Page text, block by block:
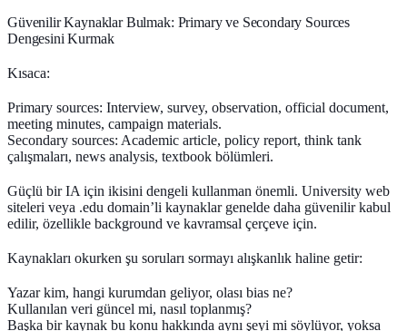
Güvenilir Kaynaklar Bulmak: Primary ve Secondary Sources
Dengesini Kurmak
Kısaca:
Primary sources: Interview, survey, observation, official document,
meeting minutes, campaign materials.
Secondary sources: Academic article, policy report, think tank
çalışmaları, news analysis, textbook bölümleri.
Güçlü bir IA için ikisini dengeli kullanman önemli. University web
siteleri veya .edu domain’li kaynaklar genelde daha güvenilir kabul
edilir, özellikle background ve kavramsal çerçeve için.
Kaynakları okurken şu soruları sormayı alışkanlık haline getir:
Yazar kim, hangi kurumdan geliyor, olası bias ne?
Kullanılan veri güncel mi, nasıl toplanmış?
Başka bir kaynak bu konu hakkında aynı şeyi mi söylüyor, yoksa